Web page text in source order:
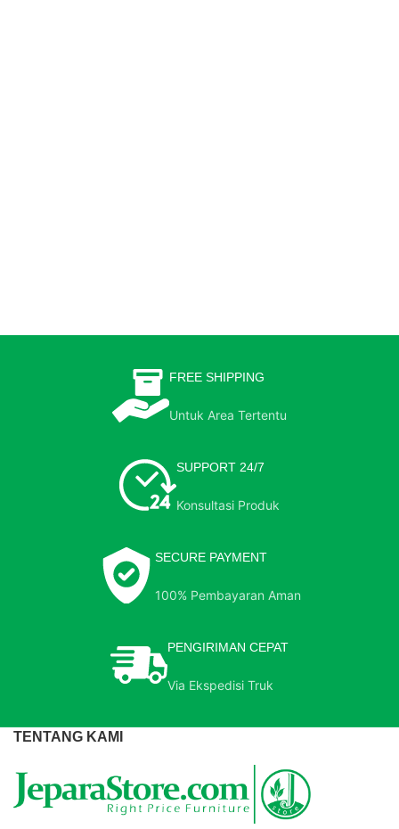
FREE SHIPPING
Untuk Area Tertentu
SUPPORT 24/7
Konsultasi Produk
SECURE PAYMENT
100% Pembayaran Aman
PENGIRIMAN CEPAT
Via Ekspedisi Truk
TENTANG KAMI